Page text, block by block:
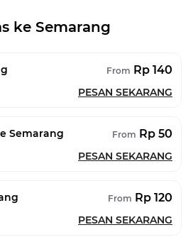
ke Semarang
From Rp 140
PESAN SEKARANG
Semarang From Rp 50
PESAN SEKARANG
From Rp 120
PESAN SEKARANG